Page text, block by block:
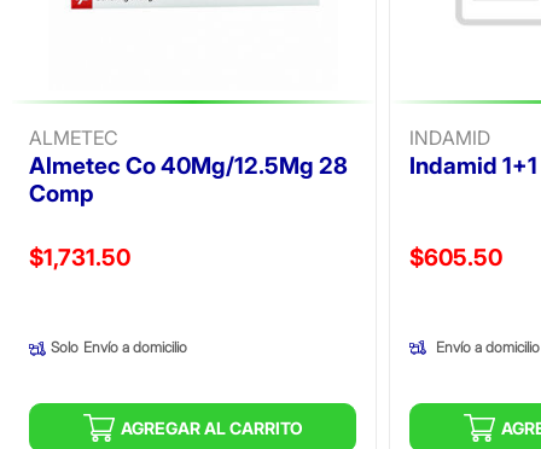
ALMETEC
Almetec Co 40Mg/12.5Mg 28
Comp
Precio reducido de
$1,731.50
Solo Envío a domicilio
AGREGAR AL CARRITO
INDAMID
Indamid
Precio
$605.50
Envío a domicilio